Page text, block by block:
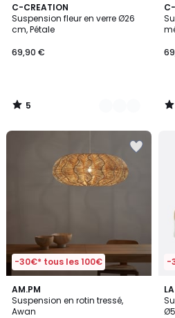
C-CREATION
Suspension fleur en verre Ø26
cm, Pétale
69,90 €
5
/
5
6
Couleurs
5
/
5
/
5
3
/
-30€* tous les 100€
AM.PM
Suspension en rotin tressé,
Awan
4,3
/ 5
-
/